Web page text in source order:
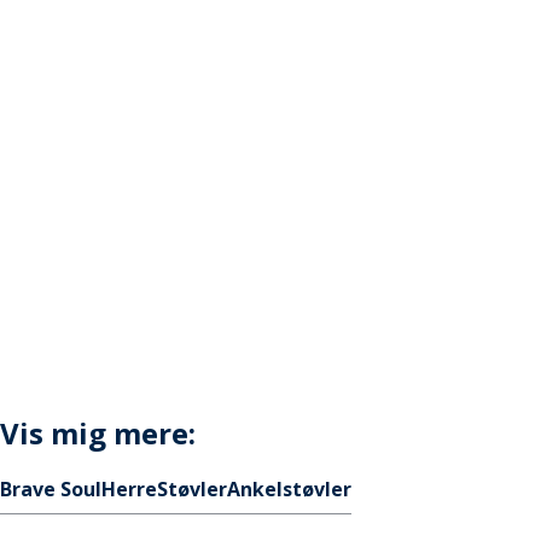
Vis mig mere:
Brave SoulHerreStøvlerAnkelstøvler